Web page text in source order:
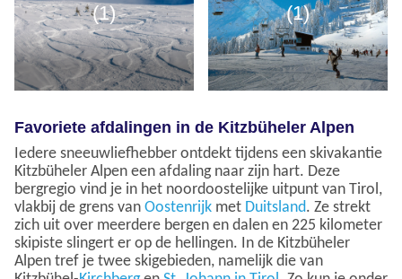
(1)
(1)
Favoriete afdalingen in de Kitzbüheler Alpen
Iedere sneeuwliefhebber ontdekt tijdens een skivakantie
Kitzbüheler Alpen een afdaling naar zijn hart. Deze
bergregio vind je in het noordoostelijke uitpunt van Tirol,
vlakbij de grens van Oostenrijk met Duitsland. Ze strekt
zich uit over meerdere bergen en dalen en 225 kilometer
skipiste slingert er op de hellingen. In de Kitzbüheler
Alpen tref je twee skigebieden, namelijk die van